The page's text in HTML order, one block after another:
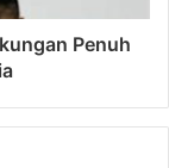
Penuh